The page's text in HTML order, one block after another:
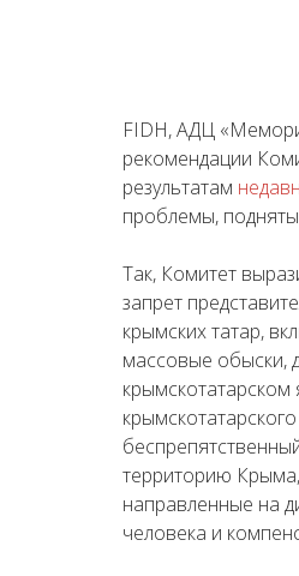
FIDH,АДЦ
рекомендации
результатам
проблемы,
Так, Комитет
запрет
крымских татар,
массовые обыски,
крымскотатарском
территорию
направленные на
человека и